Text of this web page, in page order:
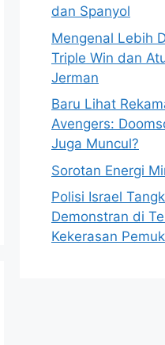
dan Spanyol
Mengenal Lebih
Triple Win dan
Jerman
Baru Lihat
Avengers:
Juga Muncul?
Sorotan Energi
Polisi Israel
Demonstran di
Kekerasan